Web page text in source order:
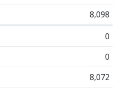
8,098
0
0
8,072